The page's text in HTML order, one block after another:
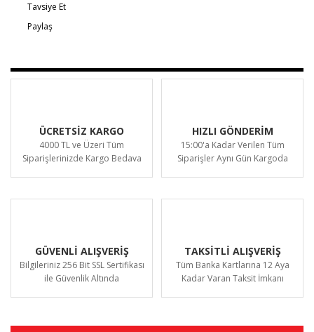
Tavsiye Et
Paylaş
ÜCRETSİZ KARGO
4000 TL ve Üzeri Tüm
Siparişlerinizde Kargo Bedava
HIZLI GÖNDERİM
15:00'a Kadar Verilen Tüm
Siparişler Aynı Gün Kargoda
GÜVENLİ ALIŞVERİŞ
Bilgileriniz 256 Bit SSL Sertifikası
ile Güvenlik Altında
TAKSİTLİ ALIŞVERİŞ
Tüm Banka Kartlarına 12 Aya
Kadar Varan Taksit İmkanı